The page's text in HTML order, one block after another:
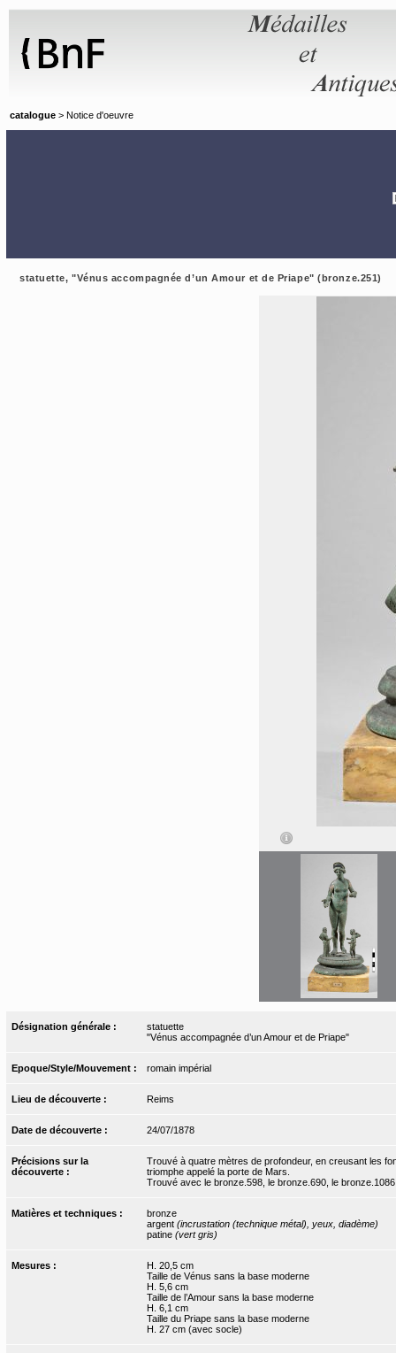
catalogue > Notice d'oeuvre
statuette, "Vénus accompagnée d’un Amour et de Priape" (bronze.251)
Désignation générale :
statuette
"Vénus accompagnée d’un Amour et de Priape"
Epoque/Style/Mouvement : romain impérial
Lieu de découverte : Reims
Date de découverte : 24/07/1878
Précisions sur la
découverte :
Trouvé à quatre mètres de profondeur, en creusant les
triomphe appelé la porte de Mars.
Trouvé avec le bronze.598, le bronze.690, le
Matières et techniques :
bronze
argent (incrustation (technique métal), yeux, diadème)
patine (vert gris)
Mesures :
H. 20,5 cm
Taille de Vénus sans la base moderne
H. 5,6 cm
Taille de l’Amour sans la base moderne
H. 6,1 cm
Taille du Priape sans la base moderne
H. 27 cm (avec socle)